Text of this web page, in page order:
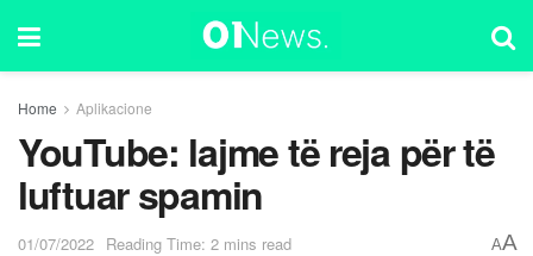
Home Aplikacione
YouTube: lajme të reja për të
luftuar spamin
01/07/2022 Reading Time: 2 mins read AA